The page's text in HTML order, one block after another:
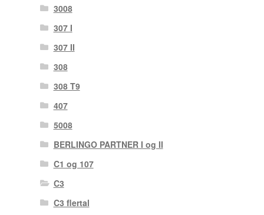
3008
307 I
307 II
308
308 T9
407
5008
BERLINGO PARTNER I og II
C1 og 107
C3
C3 flertal